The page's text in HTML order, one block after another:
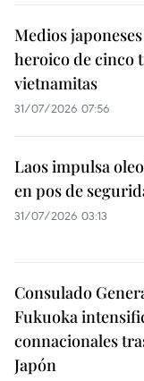
Medios
heroico de cinco
vietnamitas
31/07/2026 07:56
Laos impulsa
en pos de
31/07/2026 03:13
Consulado
Fukuoka
connacionales
Japón